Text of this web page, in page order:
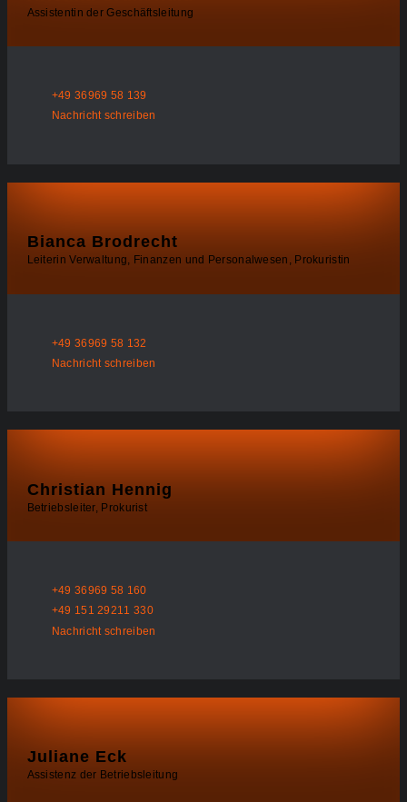
Assistentin der Geschäftsleitung
+49 36969 58 139
Nachricht schreiben
Bianca Brodrecht
Leiterin Verwaltung, Finanzen und Personalwesen, Prokuristin
+49 36969 58 132
Nachricht schreiben
Christian Hennig
Betriebsleiter, Prokurist
+49 36969 58 160
+49 151 29211 330
Nachricht schreiben
Juliane Eck
Assistenz der Betriebsleitung